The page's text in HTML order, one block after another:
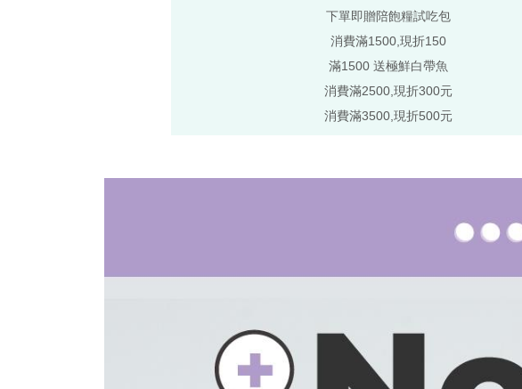
下單即贈陪飽糧試吃包
消費滿1500,現折150
滿1500 送極鮮白帶魚
消費滿2500,現折300元
消費滿3500,現折500元